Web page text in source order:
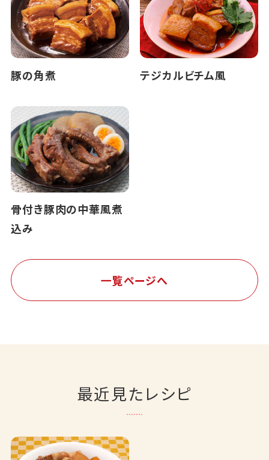
豚の角煮 テジカルビチム風
骨付き豚肉の中華風煮
込み
一覧ページへ
最近見たレシピ